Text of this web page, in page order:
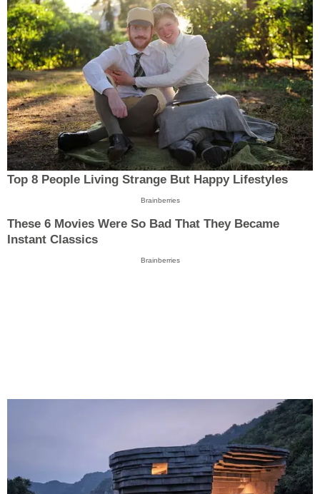
Top 8 People Living Strange But Happy Lifestyles
Brainberries
These 6 Movies Were So Bad That They Became
Instant Classics
Brainberries